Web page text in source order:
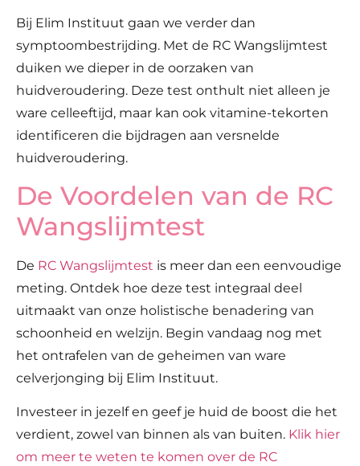
Bij Elim Instituut gaan we verder dan
symptoombestrijding. Met de RC Wangslijmtest
duiken we dieper in de oorzaken van
huidveroudering. Deze test onthult niet alleen je
ware celleeftijd, maar kan ook vitamine-tekorten
identificeren die bijdragen aan versnelde
huidveroudering.
De Voordelen van de RC
Wangslijmtest
De RC Wangslijmtest is meer dan een eenvoudige
meting. Ontdek hoe deze test integraal deel
uitmaakt van onze holistische benadering van
schoonheid en welzijn. Begin vandaag nog met
het ontrafelen van de geheimen van ware
celverjonging bij Elim Instituut.
Investeer in jezelf en geef je huid de boost die het
verdient, zowel van binnen als van buiten. Klik hier
om meer te weten te komen over de RC